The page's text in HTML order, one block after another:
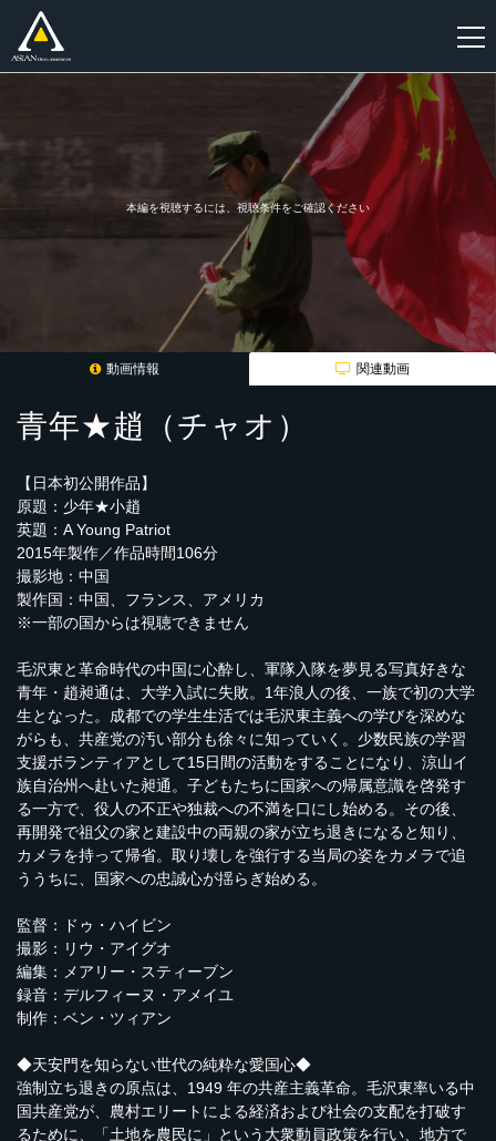
登
録
本編を視聴するには、視聴条件をご確認ください
動画情報 関連動画
青年★趙（チャオ）
【日本初公開作品】
原題：少年★小趙
英題：A Young Patriot
2015年製作／作品時間106分
撮影地：中国
製作国：中国、フランス、アメリカ
※一部の国からは視聴できません
毛沢東と革命時代の中国に心酔し、軍隊入隊を夢見る写真好きな
青年・趙昶通は、大学入試に失敗。1年浪人の後、一族で初の大学
生となった。成都での学生生活では毛沢東主義への学びを深めな
がらも、共産党の汚い部分も徐々に知っていく。少数民族の学習
支援ボランティアとして15日間の活動をすることになり、涼山イ
族自治州へ赴いた昶通。子どもたちに国家への帰属意識を啓発す
る一方で、役人の不正や独裁への不満を口にし始める。その後、
再開発で祖父の家と建設中の両親の家が立ち退きになると知り、
カメラを持って帰省。取り壊しを強行する当局の姿をカメラで追
ううちに、国家への忠誠心が揺らぎ始める。
監督：ドゥ・ハイビン
撮影：リウ・アイグオ
編集：メアリー・スティーブン
録音：デルフィーヌ・アメイユ
制作：ベン・ツィアン
◆天安門を知らない世代の純粋な愛国心◆
強制立ち退きの原点は、1949 年の共産主義革命。毛沢東率いる中
国共産党が、農村エリートによる経済および社会の支配を打破す
るために、「土地を農民に」という大衆動員政策を行い、地方で